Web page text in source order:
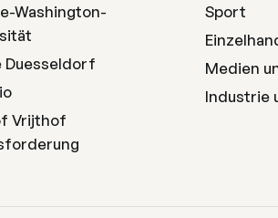
Washington-
Duesseldorf
Vrijthof
Sport
Medien
Industrie